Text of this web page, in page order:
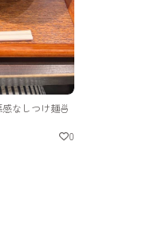
なしつけ麺🍜
0